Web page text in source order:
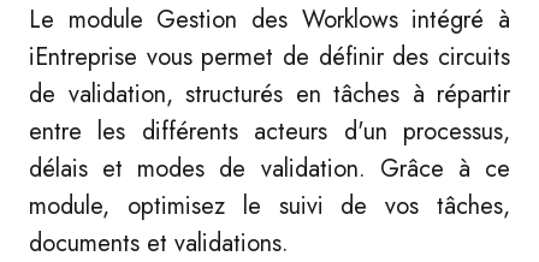
Le module Gestion des Worklows intégré à
iEntreprise vous permet de définir des circuits
de validation, structurés en tâches à répartir
entre les différents acteurs d'un processus,
délais et modes de validation. Grâce à ce
module, optimisez le suivi de vos tâches,
documents et validations.